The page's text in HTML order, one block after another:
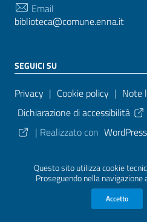
Questo sito utilizza cookie
Proseguendo nella navigazione
Accetto
Email
biblioteca@comune.enna.it
SEGUICI SU
Sezione Link Utili
Privacy | Cookie policy | Note
Dichiarazione di accessibilità
| Realizzato con WordPress